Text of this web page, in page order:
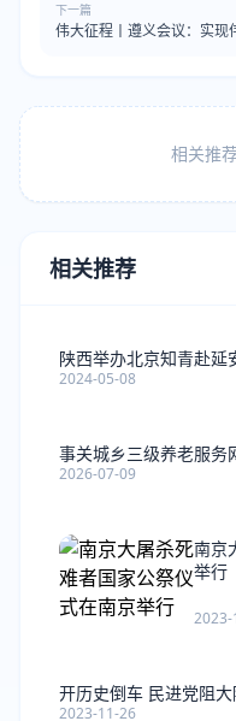
下一篇
伟大征程丨遵义会议：实现
相关推
相关推荐
陕西举办北京知青赴延
2024-05-08
事关城乡三级养老服务
2026-07-09
南京
举行
开历史倒车 民进党阻
2023-11-26